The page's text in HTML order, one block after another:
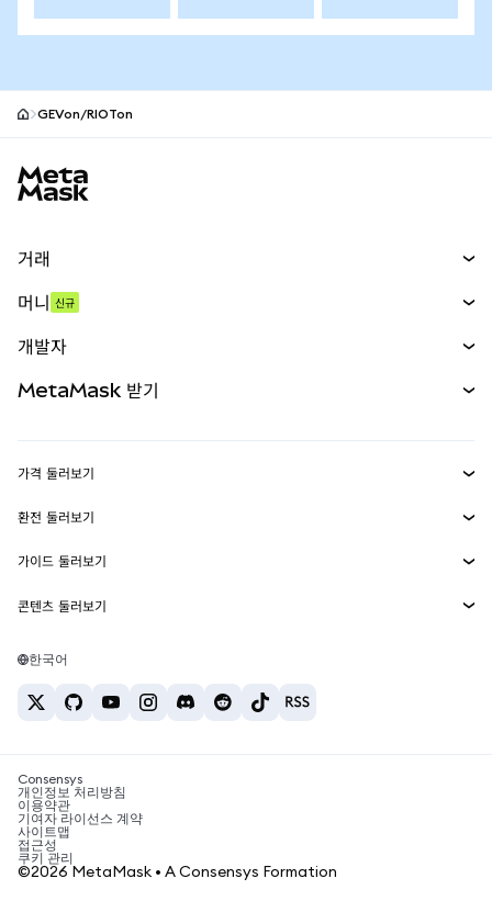
GEVon/RIOTon
거래
무기한 선물
실물자산
머니 신규
개발자
MetaMask Connect
Snaps
웹3 서비스
MetaMask 받기
보안
고객 지원
채용
가격 둘러보기
이더리움 가격
솔라나 가격
테더 가격
환전 둘러보기
ETH를 USD로 환전
USDT를 INR로 환전
BTC를 INR로 환전
ETH를 USDT로 환전
가이드 둘러보기
ETH 매수
USDT 매수
SHIB 매수
BNB 매수
콘텐츠 둘러보기
솔라나 지갑
암호화폐 세금 뉴스
암호화폐 매수 방법
비트코인 매도 방법
한국어
Consensys
개인정보 처리방침
이용약관
기여자 라이선스 계약
사이트맵
접근성
쿠키 관리
©2026 MetaMask • A Consensys Formation